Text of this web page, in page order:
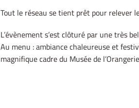
Tout le réseau se tient prêt pour relever
L’évènement s’est clôturé par une très
Au menu : ambiance chaleureuse et
magnifique cadre du Musée de